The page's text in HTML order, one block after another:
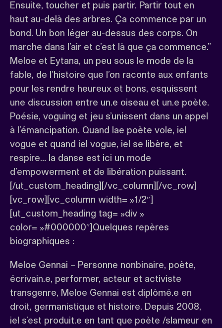
Ensuite, toucher et puis partir. Partir tout en
haut au-delà des arbres. Ça commence par un
bond. Un bon léger au-dessus des corps. On
marche dans l’air et c’est là que ça commence.”
Meloe et Eytana, un peu sous le mode de la
fable, de l’histoire que l’on raconte aux enfants
pour les rendre heureux et bons, esquissent
une discussion entre un.e oiseau et un.e poète.
Poésie, voguing et jeu s’unissent dans un appel
à l’émancipation. Quand lae poète vole, iel
vogue et quand iel vogue, iel se libère, et
respire… la danse est ici un mode
d’empowerment et de libération puissant.
[/ut_custom_heading][/vc_column][/vc_row]
[vc_row][vc_column width= »1/2″]
[ut_custom_heading tag= »div »
color= »#000000″]Quelques repères
biographiques :
Meloe Gennai – Personne nonbinaire, poète,
écrivain.e, performer, acteur et activiste
transgenre, Meloe Gennai est diplômé.e en
droit, germanistique et histoire. Depuis 2008,
iel s’est produit.e en tant que poète /slameur en